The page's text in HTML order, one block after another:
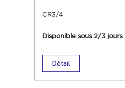
CR3/4
Disponible sous 2/3 jours
Détail